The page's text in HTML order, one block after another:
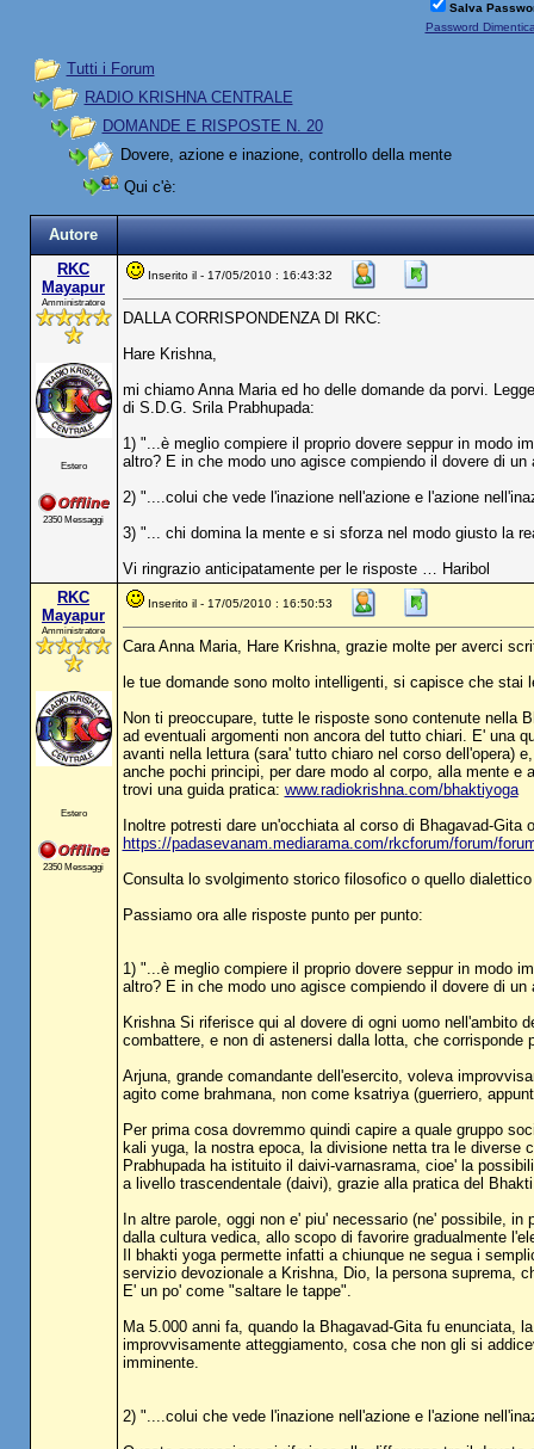
Salva
Password
Tutti i Forum
RADIO KRISHNA CENTRALE
DOMANDE E RISPOSTE N. 20
Dovere, azione e inazione, controllo della mente
Qui c'è:
Autore
RKC
Mayapur
Amministratore
Estero
2350 Messaggi
Inserito il - 17/05/2010 : 16:43:32
DALLA CORRISPONDENZA DI RKC:
Hare Krishna,
mi chiamo Anna Maria ed ho delle domande da porvi.
di S.D.G. Srila Prabhupada:
1) "...è meglio compiere il proprio dovere seppur in modo
altro? E in che modo uno agisce compiendo il dovere di un
2) "....colui che vede l'inazione nell'azione e l'azione
3) "... chi domina la mente e si sforza nel modo giusto la
Vi ringrazio anticipatamente per le risposte … Haribol
RKC
Mayapur
Amministratore
Estero
2350 Messaggi
Inserito il - 17/05/2010 : 16:50:53
Cara Anna Maria, Hare Krishna, grazie molte per averci
le tue domande sono molto intelligenti, si capisce che stai
Non ti preoccupare, tutte le risposte sono contenute nella
ad eventuali argomenti non ancora del tutto chiari. E' una
avanti nella lettura (sara' tutto chiaro nel corso dell'opera)
anche pochi principi, per dare modo al corpo, alla mente e
trovi una guida pratica: www.radiokrishna.com/bhaktiyoga
Inoltre potresti dare un'occhiata al corso di Bhagavad-
https://padasevanam.mediarama.com/rkcforum/forum/
Consulta lo svolgimento storico filosofico o quello
Passiamo ora alle risposte punto per punto:
1) "...è meglio compiere il proprio dovere seppur in modo
altro? E in che modo uno agisce compiendo il dovere di un
Krishna Si riferisce qui al dovere di ogni uomo nell'ambito
combattere, e non di astenersi dalla lotta, che
Arjuna, grande comandante dell'esercito, voleva
agito come brahmana, non come ksatriya (guerriero,
Per prima cosa dovremmo quindi capire a quale gruppo
kali yuga, la nostra epoca, la divisione netta tra le diverse
Prabhupada ha istituito il daivi-varnasrama, cioe' la
a livello trascendentale (daivi), grazie alla pratica del
In altre parole, oggi non e' piu' necessario (ne' possibile,
dalla cultura vedica, allo scopo di favorire gradualmente
Il bhakti yoga permette infatti a chiunque ne segua i
servizio devozionale a Krishna, Dio, la persona suprema,
E' un po' come "saltare le tappe".
Ma 5.000 anni fa, quando la Bhagavad-Gita fu enunciata,
improvvisamente atteggiamento, cosa che non gli si
imminente.
2) "....colui che vede l'inazione nell'azione e l'azione